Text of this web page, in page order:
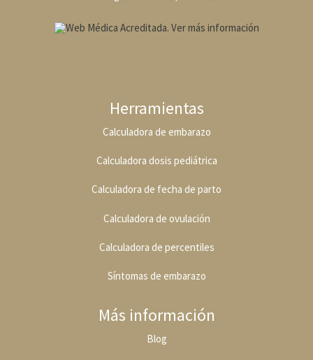
Herramientas
Calculadora de embarazo
Calculadora dosis pediátrica
Calculadora de fecha de parto
Calculadora de ovulación
Calculadora de percentiles
Síntomas de embarazo
Más información
Blog